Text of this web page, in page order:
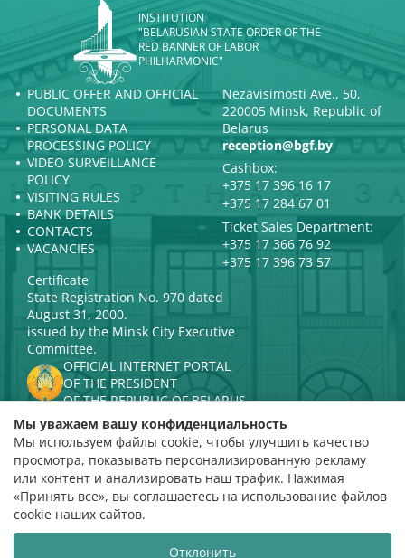
INSTITUTION
"BELARUSIAN STATE ORDER OF THE
RED BANNER OF LABOR
PHILHARMONIC"
PUBLIC OFFER AND OFFICIAL
DOCUMENTS
PERSONAL DATA
PROCESSING POLICY
VIDEO SURVEILLANCE
POLICY
VISITING RULES
BANK DETAILS
CONTACTS
VACANCIES
Nezavisimosti Ave., 50,
220005 Minsk, Republic of
Belarus
reception@bgf.by
Cashbox:
+375 17 396 16 17
+375 17 284 67 01
Ticket Sales Department:
+375 17 366 76 92
+375 17 396 73 57
Certificate
State Registration No. 970 dated
August 31, 2000.
issued by the Minsk City Executive
Committee.
OFFICIAL INTERNET PORTAL
OF THE PRESIDENT
OF THE REPUBLIC OF BELARUS
MINISTRY OF CULTURE OF THE
REPUBLIC OF BELARUS
PORTAL
RATING ASSESSMENT
Rating 4.9
based on 112 reviews
Мы уважаем вашу конфиденциальность
Мы используем файлы cookie, чтобы улучшить качество
просмотра, показывать персонализированную рекламу
или контент и анализировать наш трафик. Нажимая
«Принять все», вы соглашаетесь на использование файлов
cookie наших сайтов.
Отклонить